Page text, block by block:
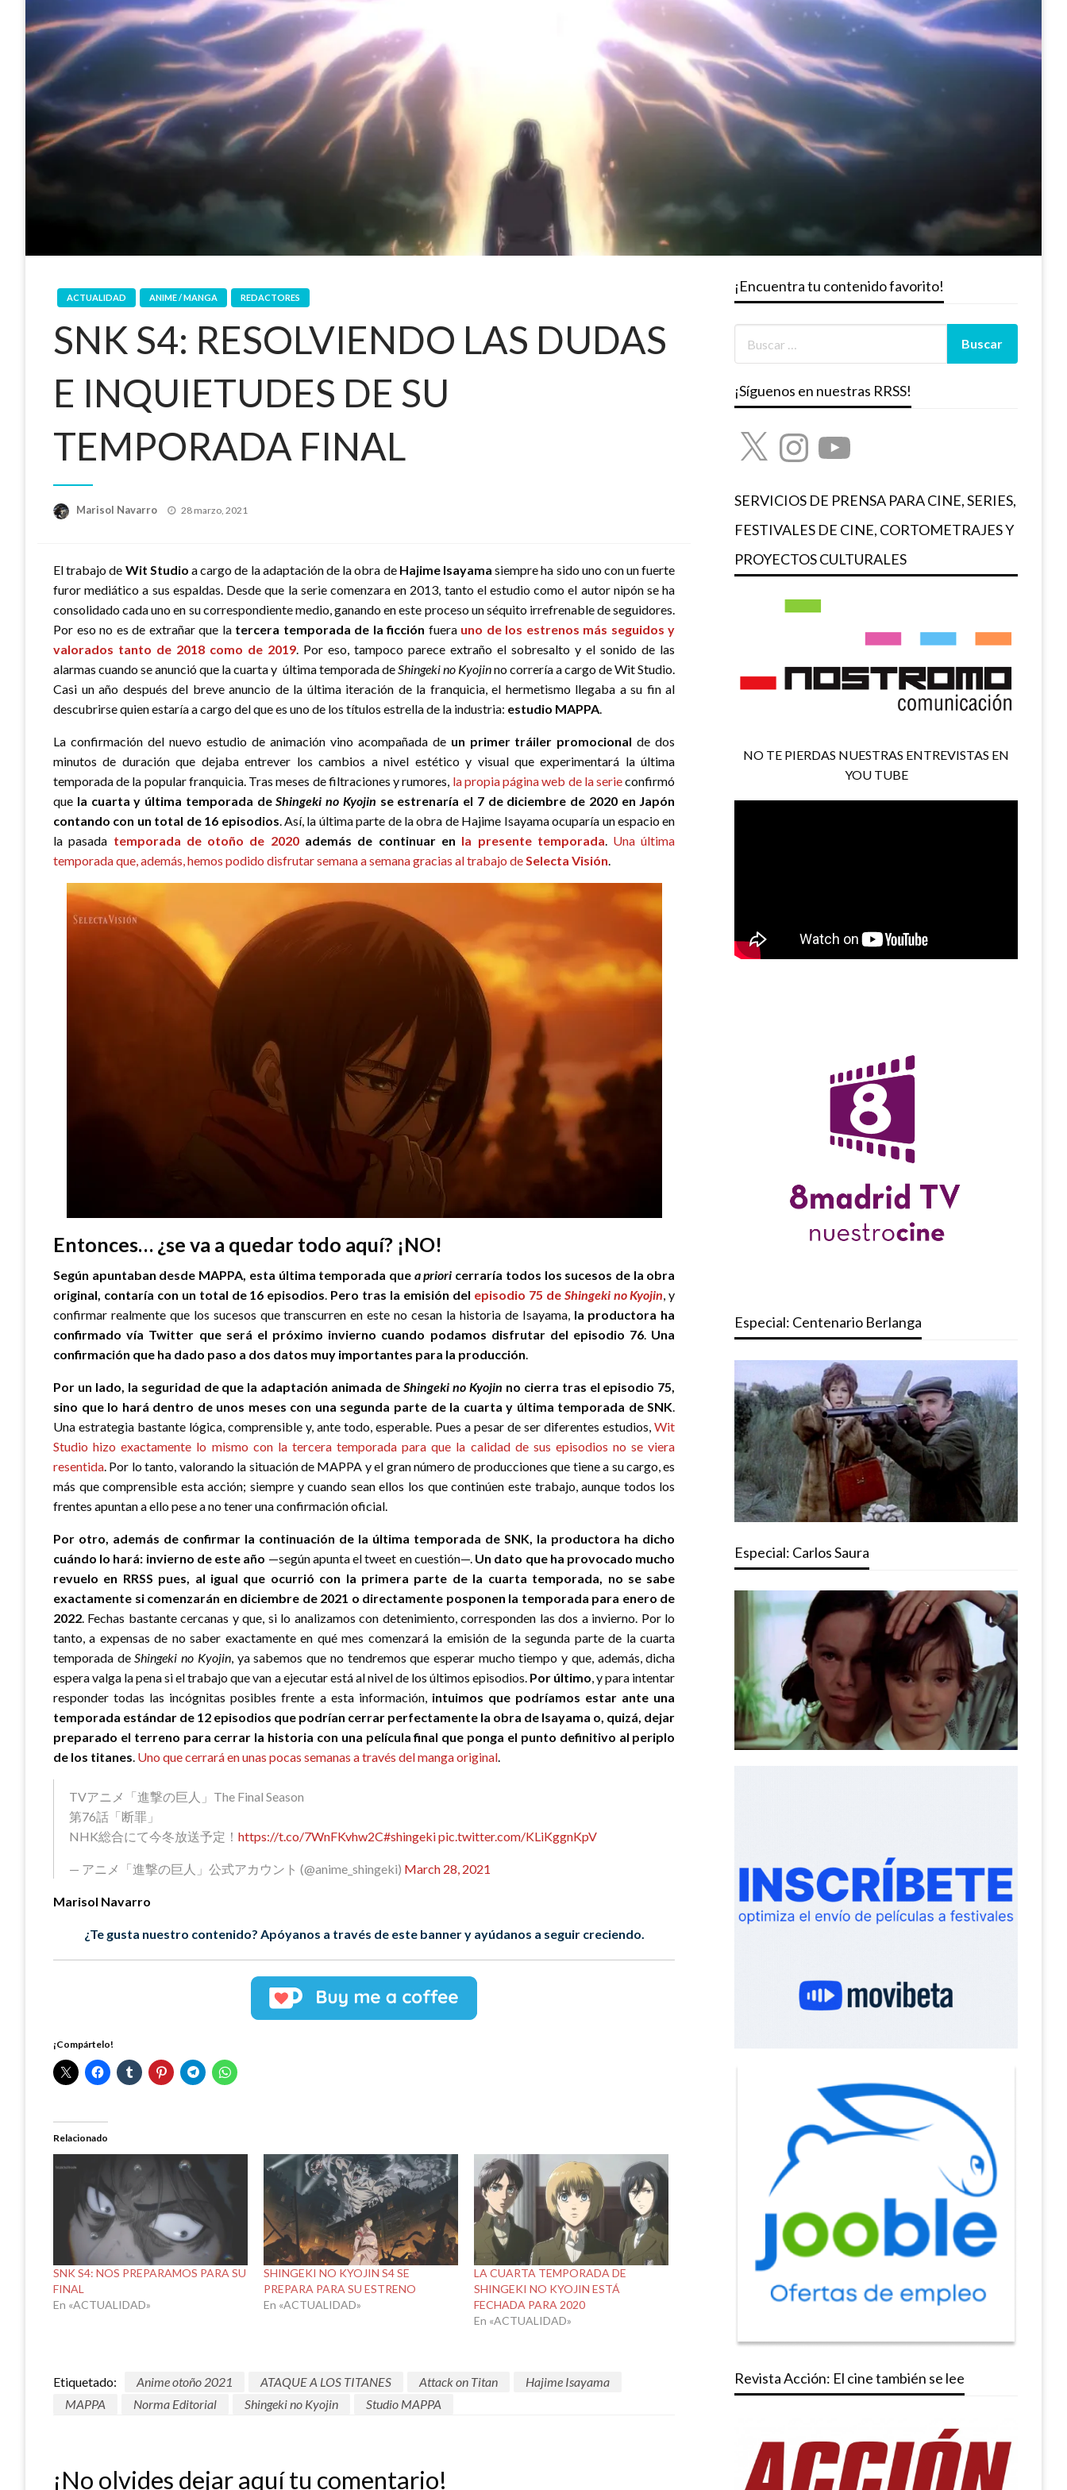
ACTUALIDAD ANIME / MANGA REDACTORES
SNK S4: RESOLVIENDO LAS DUDAS
E INQUIETUDES DE SU
TEMPORADA FINAL
Marisol Navarro
Publicado
28 marzo, 2021
El trabajo de Wit Studio a cargo de la adaptación de la obra de Hajime Isayama siempre ha sido uno con un fuerte
furor mediático a sus espaldas. Desde que la serie comenzara en 2013, tanto el estudio como el autor nipón se ha
consolidado cada uno en su correspondiente medio, ganando en este proceso un séquito irrefrenable de seguidores.
Por eso no es de extrañar que la tercera temporada de la ficción fuera uno de los estrenos más seguidos y
valorados tanto de 2018 como de 2019. Por eso, tampoco parece extraño el sobresalto y el sonido de las
alarmas cuando se anunció que la cuarta y última temporada deShingeki no Kyojinno correría a cargo de Wit Studio.
Casi un año después del breve anuncio de la última iteración de la franquicia, el hermetismo llegaba a su fin al
descubrirse quien estaría a cargo del que es uno de los títulos estrella de la industria: estudio MAPPA.
La confirmación del nuevo estudio de animación vino acompañada de un primer tráiler promocional de dos
minutos de duración que dejaba entrever los cambios a nivel estético y visual que experimentará la última
temporada de la popular franquicia. Tras meses de filtraciones y rumores, la propia página web de la serieconfirmó
que la cuarta y última temporada deShingeki no Kyojin se estrenaría el 7 de diciembre de 2020 en Japón
contando con un total de 16 episodios. Así, la última parte de la obra de Hajime Isayama ocuparía un espacio en
la pasada temporada de otoño de 2020además de continuar en la presente temporada. Una última
temporada que, además, hemos podido disfrutar semana a semana gracias al trabajo deSelecta Visión.
Entonces… ¿se va a quedar todo aquí? ¡NO!
Según apuntaban desde MAPPA, esta última temporada que a priori cerraría todos los sucesos de la obra
original, contaría con un total de 16 episodios. Pero tras la emisión del episodio 75 de Shingeki no Kyojin, y
confirmar realmente que los sucesos que transcurren en este no cesan la historia de Isayama, la productora ha
confirmado vía Twitter que será el próximo invierno cuando podamos disfrutar del episodio 76. Una
confirmación que ha dado paso a dos datos muy importantes para la producción.
Por un lado, la seguridad de que la adaptación animada deShingeki no Kyojin no cierra tras el episodio 75,
sino que lo hará dentro de unos meses con una segunda parte de la cuarta y última temporada de SNK.
Una estrategia bastante lógica, comprensible y, ante todo, esperable. Pues a pesar de ser diferentes estudios,Wit
Studio hizo exactamente lo mismo con la tercera temporada para que la calidad de sus episodios no se viera
resentida. Por lo tanto, valorando la situación de MAPPA y el gran número de producciones que tiene a su cargo, es
más que comprensible esta acción; siempre y cuando sean ellos los que continúen este trabajo, aunque todos los
frentes apuntan a ello pese a no tener una confirmación oficial.
Por otro, además de confirmar la continuación de la última temporada de SNK, la productora ha dicho
cuándo lo hará: invierno de este año —según apunta el tweet en cuestión—. Un dato que ha provocado mucho
revuelo en RRSS pues, al igual que ocurrió con la primera parte de la cuarta temporada, no se sabe
exactamente si comenzarán en diciembre de 2021 o directamente posponen la temporada para enero de
2022. Fechas bastante cercanas y que, si lo analizamos con detenimiento, corresponden las dos a invierno. Por lo
tanto, a expensas de no saber exactamente en qué mes comenzará la emisión de la segunda parte de la cuarta
temporada deShingeki no Kyojin, ya sabemos que no tendremos que esperar mucho tiempo y que, además, dicha
espera valga la pena si el trabajo que van a ejecutar está al nivel de los últimos episodios. Por último, y para intentar
responder todas las incógnitas posibles frente a esta información, intuimos que podríamos estar ante una
temporada estándar de 12 episodios que podrían cerrar perfectamente la obra de Isayama o, quizá, dejar
preparado el terreno para cerrar la historia con una película final que ponga el punto definitivo al periplo
de los titanes. Uno que cerrará en unas pocas semanas a través del manga original.
TVアニメ「進撃の巨人」The Final Season
第76話「断罪」
NHK総合にて今冬放送予定！ https://t.co/7WnFKvhw2C#shingekipic.twitter.com/KLiKggnKpV
— アニメ「進撃の巨人」公式アカウント (@anime_shingeki) March 28, 2021
Marisol Navarro
¿Te gusta nuestro contenido? Apóyanos a través de este banner y ayúdanos a seguir creciendo.
¡Compártelo!
Relacionado
SNK S4: NOS PREPARAMOS PARA SU
FINAL
En «ACTUALIDAD»
SHINGEKI NO KYOJIN S4 SE
PREPARA PARA SU ESTRENO
En «ACTUALIDAD»
LA CUARTA TEMPORADA DE
SHINGEKI NO KYOJIN ESTÁ
FECHADA PARA 2020
En «ACTUALIDAD»
Etiquetado: Anime otoño 2021 ATAQUE A LOS TITANES Attack on Titan
Hajime Isayama
MAPPA
Norma Editorial Shingeki no Kyojin Studio MAPPA
¡No olvides dejar aquí tu comentario!
¡Encuentra tu contenido favorito!
¡Síguenos en nuestras RRSS!
X InstagramYouTube
SERVICIOS DE PRENSA PARA CINE, SERIES,
FESTIVALES DE CINE, CORTOMETRAJES Y
PROYECTOS CULTURALES
NO TE PIERDAS NUESTRAS ENTREVISTAS EN
YOU TUBE
Especial: Centenario Berlanga
Especial: Carlos Saura
Revista Acción: El cine también se lee